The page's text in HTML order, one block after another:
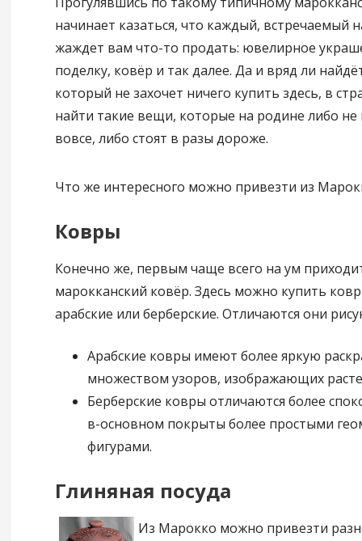
начинает казаться, что каждый, встречаемый
жаждет вам что-то продать: ювелирное
поделку, ковёр и так далее. Да и вряд ли
который не захочет ничего купить здесь, в
найти такие вещи, которые на родине либо не
вовсе, либо стоят в разы дороже.
Что же интересного можно привезти из
Ковры
Конечно же, первым чаще всего на ум
марокканский ковёр. Здесь можно купить
арабские или берберские. Отличаются они
Арабские ковры имеют более яркую
множеством узоров, изображающих
Берберские ковры отличаются более
в-основном покрыты более простыми
фигурами.
Глиняная посуда
Из Марокко можно привезти